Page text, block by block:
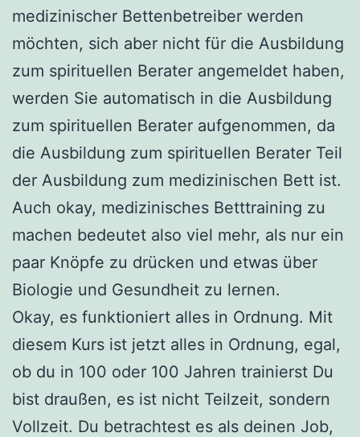
medizinischer Bettenbetreiber werden
möchten, sich aber nicht für die Ausbildung
zum spirituellen Berater angemeldet haben,
werden Sie automatisch in die Ausbildung
zum spirituellen Berater aufgenommen, da
die Ausbildung zum spirituellen Berater Teil
der Ausbildung zum medizinischen Bett ist.
Auch okay, medizinisches Betttraining zu
machen bedeutet also viel mehr, als nur ein
paar Knöpfe zu drücken und etwas über
Biologie und Gesundheit zu lernen.
Okay, es funktioniert alles in Ordnung. Mit
diesem Kurs ist jetzt alles in Ordnung, egal,
ob du in 100 oder 100 Jahren trainierst Du
bist draußen, es ist nicht Teilzeit, sondern
Vollzeit. Du betrachtest es als deinen Job,